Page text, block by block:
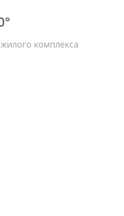
комплекса